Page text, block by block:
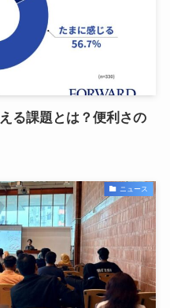
る課題とは？便利さの
ニュース